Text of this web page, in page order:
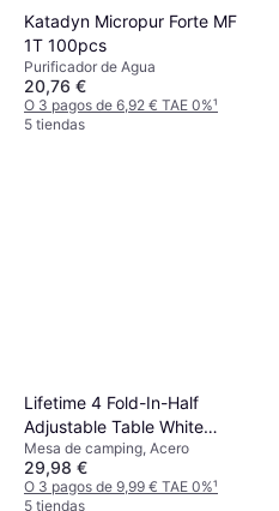
Katadyn Micropur Forte MF
1T 100pcs
Purificador de Agua
20,76 €
O 3 pagos de 6,92 € TAE 0%¹
5 tiendas
Lifetime 4 Fold-In-Half
Adjustable Table White
Granite
Mesa de camping, Acero
29,98 €
O 3 pagos de 9,99 € TAE 0%¹
5 tiendas